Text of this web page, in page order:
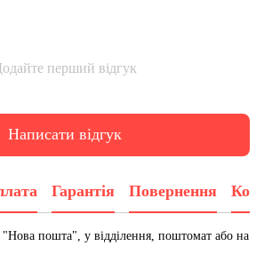
перший відгук
Написати відгук
Гарантія Повернення
"Нова пошта", у відділення, поштомат або на